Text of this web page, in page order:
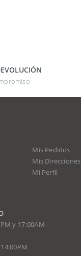
Mis Pedidos
Mis Direcciones
Mi Perfil
y 17:00AM -